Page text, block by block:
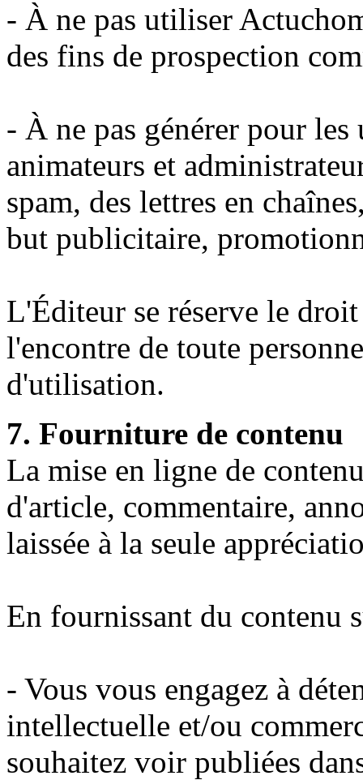
- À ne pas utiliser
des fins de prospection
- À ne pas générer pour
animateurs et
spam, des lettres en
but publicitaire,
L'Éditeur se réserve le
l'encontre de toute
d'utilisation.
7. Fourniture de contenu
La mise en ligne de
d'article, commentaire,
laissée à la seule
En fournissant du contenu
- Vous vous engagez à
intellectuelle et/ou
souhaitez voir publiées